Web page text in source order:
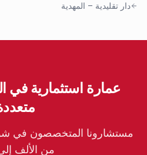
دار تقليدية – المهدية
عمارة استثمارية في
مستشارونا المتخصصون في
من الألف إلى